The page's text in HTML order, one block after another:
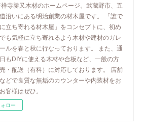
寺勝又木材のホームページ。武蔵野市、五
沿いにある明治創業の材木屋です。 「誰で
立ち寄れる材木屋」をコンセプトに、初め
も気軽に立ち寄れるよう木材や建材のガレ
ルを春と秋に行なっております。 また、通
もDIYに使える木材や合板など、一般の方
・配送（有料）に対応しております。 店舗
どで良質な無垢のカウンターや内装材をお
客様はぜひ。
ロー